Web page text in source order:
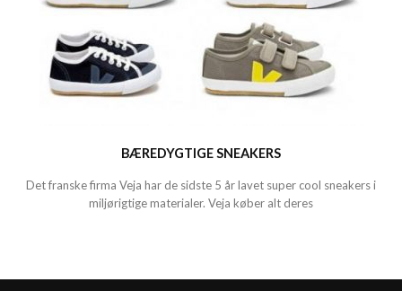
BÆREDYGTIGE SNEAKERS
Det franske firma Veja har de sidste 5 år lavet super cool sneakers i
miljørigtige materialer. Veja køber alt deres